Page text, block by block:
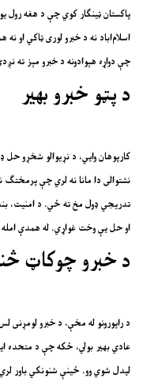
پاکستان ټينګار کوي چې د هغه رول
اسلام‌اباد نه د خبرو لوری ټاکي او
چې دواړه هېوادونه د خبرو مېز ته
د پټو خبرو بهير
کارپوهان وايي، د نړيوالو شخړو
نشتوالی دا مانا نه لري چې پرمختګ
تدريجي ډول مخ ته ځي. د امنيت،
او حل يې وخت غواړي. له همدې امله
د خبرو چوکاټ
د راپورونو له مخې، د خبرو
عادي بهير بولي، ځکه چې د متحده
ليدل شوي وو. ځينې شنونکي باور